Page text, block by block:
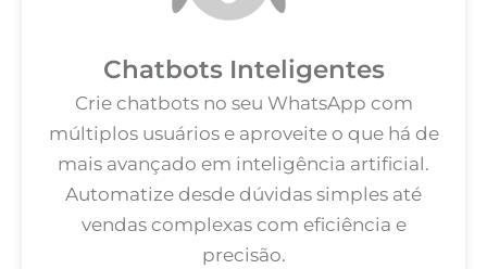
Chatbots Inteligentes
Crie chatbots no seu WhatsApp com
múltiplos usuários e aproveite o que há de
mais avançado em inteligência artificial.
Automatize desde dúvidas simples até
vendas complexas com eficiência e
precisão.